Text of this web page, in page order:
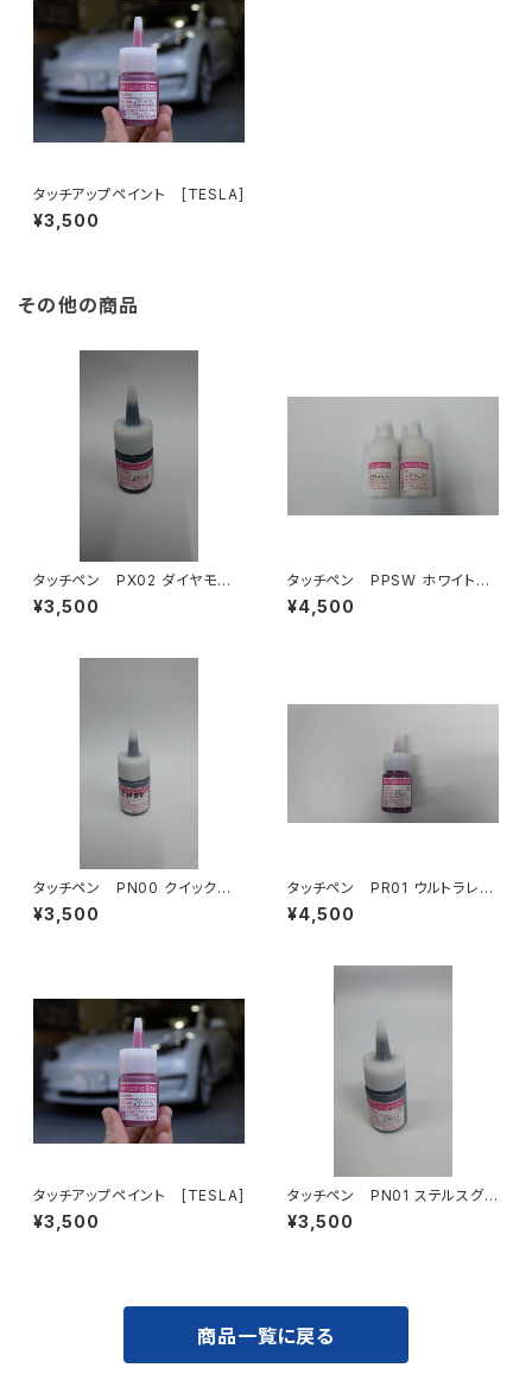
タッチアップペイント [TESLA]
¥3,500
その他の商品
タッチペン PX02 ダイヤモンド
ブラック 1液タイプ
¥3,500
タッチペン PPSW ホワイトパ
ール 2液タイプ
¥4,500
タッチペン PN00 クイックシ
ルバー 1液タイプ
¥3,500
タッチペン PR01 ウルトラレッ
ド 2液タイプ
¥4,500
タッチアップペイント [TESLA]
¥3,500
タッチペン PN01 ステルスグレ
ー 1液タイプ
¥3,500
商品一覧に戻る